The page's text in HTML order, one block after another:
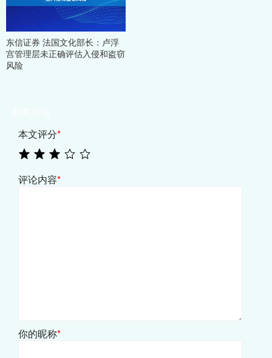
东信证券 法国文化部长：卢浮
宫管理层未正确评估入侵和盗窃
风险
本文评分*
评论内容*
你的昵称*